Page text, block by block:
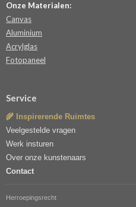
Onze Materialen:
Canvas
Aluminium
Acrylglas
Fotopaneel
Service
🌾 Inspirerende Ruimtes
Veelgestelde vragen
Werk insturen
Over onze kunstenaars
Contact
Herroepingsrecht